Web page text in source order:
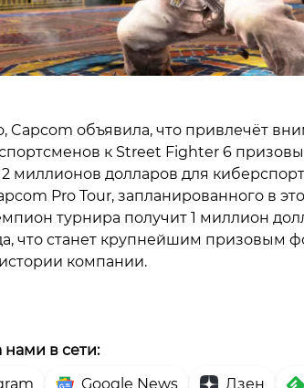
Capcom объявила, что привлечёт
к Street Fighter 6
миллионов долларов для
Pro Tour, запланированного в
турнира получит 1 миллион
что станет крупнейшим призовым
компании.
нами в сети:
Google News Дзен